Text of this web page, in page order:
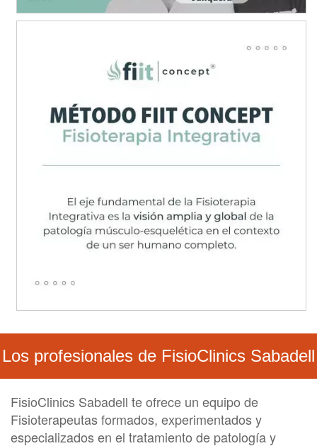
Los profesionales de FisioClinics Sabadell
FisioClinics Sabadell te ofrece un equipo de
Fisioterapeutas formados, experimentados y
especializados en el tratamiento de patología y